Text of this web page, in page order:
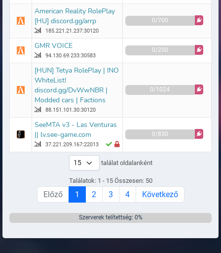
American Reality RolePlay
[HU] discord.gg/arrp
185.221.21.237:30120
0/700
GMR VOICE
94.130.69.233:30583
0/200
[HUN] Tetya RolePlay | !NO
WhiteList!
discord.gg/DvWwNBR |
Modded cars | Factions
88.151.101.30:30120
0/1024
SeeMTA v3 - Las Venturas
|| lv.see-game.com
37.221.209.167:22013
0/830
találat oldalanként
Találatok: 1 - 15 Összesen: 50
Előző 1 2 3 4 Következő
Szerverek telítettség: 0%